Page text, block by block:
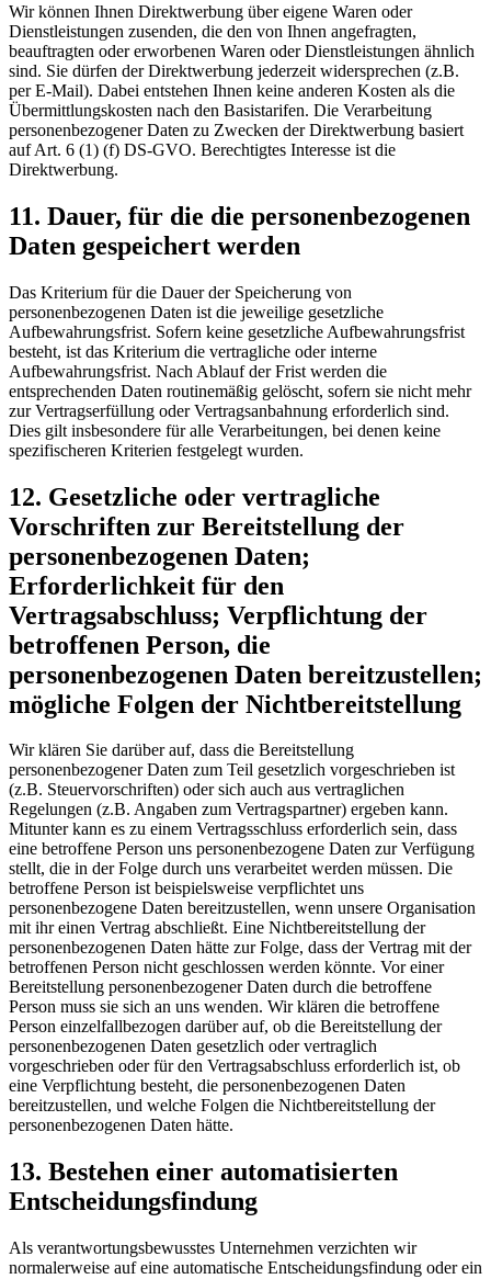
Wir können Ihnen Direktwerbung über eigene Waren oder
Dienstleistungen zusenden, die den von Ihnen angefragten,
beauftragten oder erworbenen Waren oder Dienstleistungen ähnlich
sind. Sie dürfen der Direktwerbung jederzeit widersprechen (z.B.
per E-Mail). Dabei entstehen Ihnen keine anderen Kosten als die
Übermittlungskosten nach den Basistarifen. Die Verarbeitung
personenbezogener Daten zu Zwecken der Direktwerbung basiert
auf Art. 6 (1) (f) DS-GVO. Berechtigtes Interesse ist die
Direktwerbung.
11. Dauer, für die die personenbezogenen
Daten gespeichert werden
Das Kriterium für die Dauer der Speicherung von
personenbezogenen Daten ist die jeweilige gesetzliche
Aufbewahrungsfrist. Sofern keine gesetzliche Aufbewahrungsfrist
besteht, ist das Kriterium die vertragliche oder interne
Aufbewahrungsfrist. Nach Ablauf der Frist werden die
entsprechenden Daten routinemäßig gelöscht, sofern sie nicht mehr
zur Vertragserfüllung oder Vertragsanbahnung erforderlich sind.
Dies gilt insbesondere für alle Verarbeitungen, bei denen keine
spezifischeren Kriterien festgelegt wurden.
12. Gesetzliche oder vertragliche
Vorschriften zur Bereitstellung der
personenbezogenen Daten;
Erforderlichkeit für den
Vertragsabschluss; Verpflichtung der
betroffenen Person, die
personenbezogenen Daten bereitzustellen;
mögliche Folgen der Nichtbereitstellung
Wir klären Sie darüber auf, dass die Bereitstellung
personenbezogener Daten zum Teil gesetzlich vorgeschrieben ist
(z.B. Steuervorschriften) oder sich auch aus vertraglichen
Regelungen (z.B. Angaben zum Vertragspartner) ergeben kann.
Mitunter kann es zu einem Vertragsschluss erforderlich sein, dass
eine betroffene Person uns personenbezogene Daten zur Verfügung
stellt, die in der Folge durch uns verarbeitet werden müssen. Die
betroffene Person ist beispielsweise verpflichtet uns
personenbezogene Daten bereitzustellen, wenn unsere Organisation
mit ihr einen Vertrag abschließt. Eine Nichtbereitstellung der
personenbezogenen Daten hätte zur Folge, dass der Vertrag mit der
betroffenen Person nicht geschlossen werden könnte. Vor einer
Bereitstellung personenbezogener Daten durch die betroffene
Person muss sie sich an uns wenden. Wir klären die betroffene
Person einzelfallbezogen darüber auf, ob die Bereitstellung der
personenbezogenen Daten gesetzlich oder vertraglich
vorgeschrieben oder für den Vertragsabschluss erforderlich ist, ob
eine Verpflichtung besteht, die personenbezogenen Daten
bereitzustellen, und welche Folgen die Nichtbereitstellung der
personenbezogenen Daten hätte.
13. Bestehen einer automatisierten
Entscheidungsfindung
Als verantwortungsbewusstes Unternehmen verzichten wir
normalerweise auf eine automatische Entscheidungsfindung oder ein